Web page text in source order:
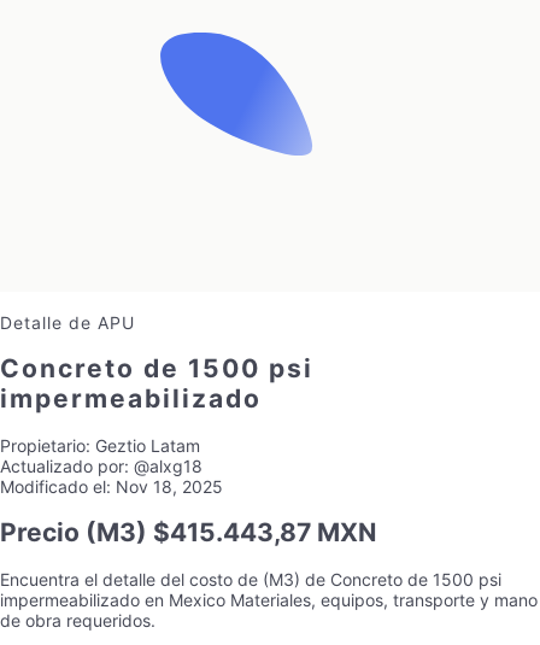
Detalle de APU
Concreto de 1500 psi
impermeabilizado
Propietario: Geztio Latam
Actualizado por: @alxg18
Modificado el: Nov 18, 2025
Precio (M3) $415.443,87 MXN
Encuentra el detalle del costo de (M3) de Concreto de 1500 psi
impermeabilizado en Mexico Materiales, equipos, transporte y mano
de obra requeridos.